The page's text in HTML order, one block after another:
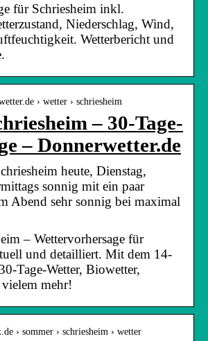
für Schriesheim inkl.
Niederschlag, Wind,
Wetterbericht und
› wetter › schriesheim
– 30-Tage-
– Donnerwetter.de
heute, Dienstag,
sonnig mit ein paar
Abend sehr sonnig bei maximal
– Wettervorhersage für
und detailliert. Mit dem 14-
Tage-Wetter, Biowetter,
mehr!
› sommer › schriesheim › wetter